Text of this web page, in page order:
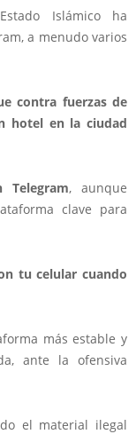
Islámico ha
a menudo varios
contra fuerzas de
hotel en la ciudad
, aunque
clave para
tu celular cuando
más estable y
ante la ofensiva
el material ilegal